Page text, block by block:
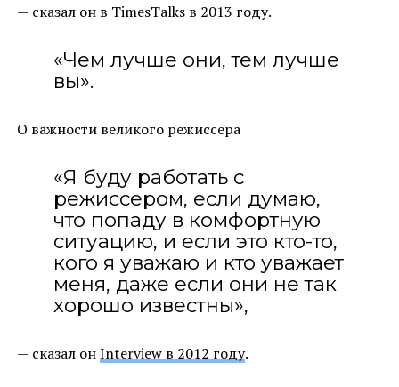
— сказал он в TimesTalks в 2013 году.
«Чем лучше они, тем лучше
вы».
О важности великого режиссера
«Я буду работать с
режиссером, если думаю,
что попаду в комфортную
ситуацию, и если это кто-то,
кого я уважаю и кто уважает
меня, даже если они не так
хорошо известны»,
— сказал онInterview в 2012 году.